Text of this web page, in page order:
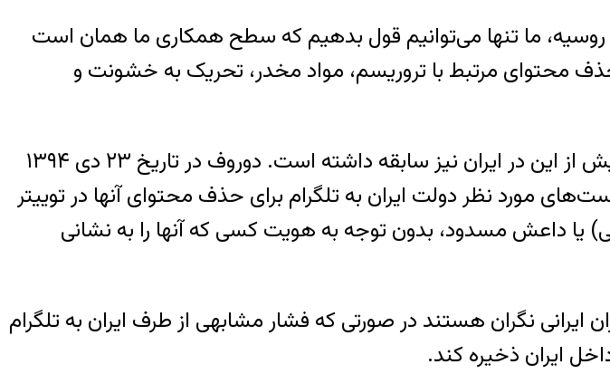
روسیه، ما تنها می‌توانیم قول بدهیم که سطح همکاری ما همان است
حذف محتوای مرتبط با تروریسم، مواد مخدر،‌ تحریک به خشونت و
دریافت اطلاعات اطلاعات توسط نشانی ایمیلabuse@telegram.org پیش از این در ایران نیز سابقه داشته است. دوروف در تاریخ ۲۳ دی ۱۳۹۴
مورد نظر دولت ایران به تلگرام برای حذف محتوای آنها در توییتر
یا داعش مسدود، بدون توجه به هویت کسی که آنها را به نشانی
ایرانی نگران هستند در صورتی که فشار مشابهی از طرف ایران به تلگرام
ایران ذخیره کند.